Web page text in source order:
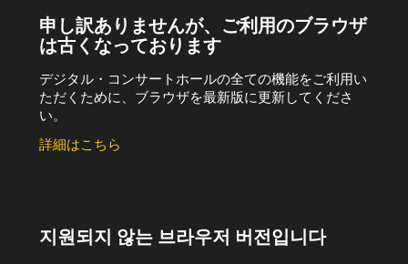
申し訳ありませんが、ご利用のブラウザ
は古くなっております
デジタル・コンサートホールの全ての機能をご利用い
ただくために、ブラウザを最新版に更新してくださ
い。
詳細はこちら
지원되지 않는 브라우저 버전입니다